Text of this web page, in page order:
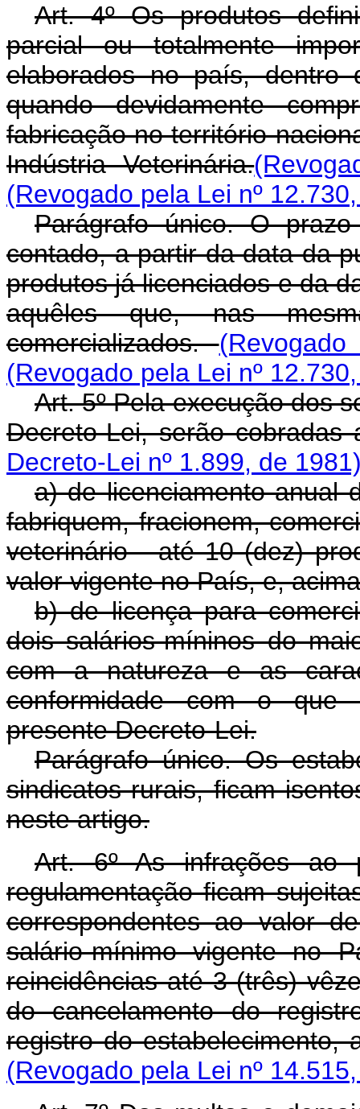
Art. 4º Os produtos
parcial ou totalmente
elaborados no país,
quando devidamente
fabricação no território
Indústria Veterinária.
(Revogado pela Lei nº
Parágrafo único. O
contado, a partir da data da
produtos já licenciados e da
aquêles que, nas
comercializados.
(Revogado pela Lei nº
Art. 5º Pela execução dos
Decreto-Lei, serão cobradas
Decreto-Lei nº 1.899, de
a) de licenciamento anual
fabriquem, fracionem,
veterinário - até 10 (dez)
valor vigente no País, e,
b) de licença para
dois salários-míninos do
com a natureza e as
conformidade com o que
presente Decreto-Lei.
Parágrafo único. Os
sindicatos rurais, ficam
neste artigo.
Art. 6º As infrações ao
regulamentação ficam
correspondentes ao valor
salário-mínimo vigente no
reincidências até 3 (três)
do cancelamento do
registro do
(Revogado pela Lei nº